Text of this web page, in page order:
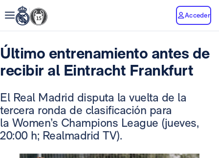
Acceder
Último entrenamiento antes de
recibir al Eintracht Frankfurt
El Real Madrid disputa la vuelta de la
tercera ronda de clasificación para
la Women’s Champions League (jueves,
20:00 h; Realmadrid TV).